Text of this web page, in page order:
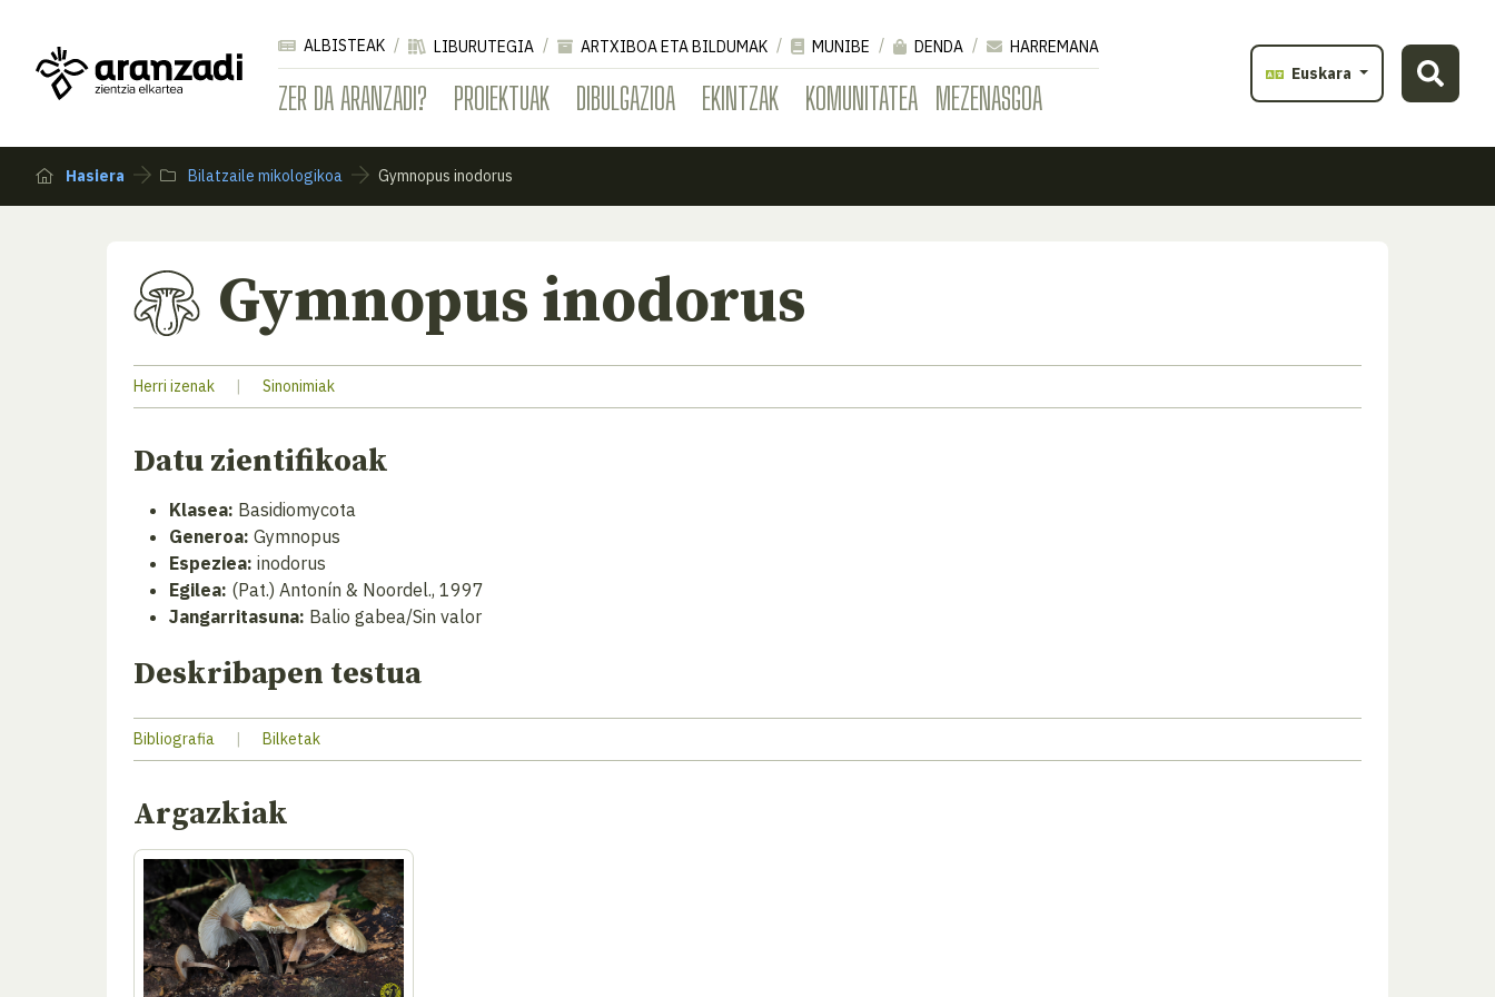
ZER DA ARANZADI? PROIEKTUAK DIBULGAZIOA EKINTZAK KOMUNITATEA MEZENASGOA
ALBISTEAK LIBURUTEGIA ARTXIBOA ETA BILDUMAK MUNIBE DENDA
HARREMANA
Euskara
Hasiera Bilatzaile mikologikoa Gymnopus inodorus
Gymnopus inodorus
Herri izenak | Sinonimiak
Datu zientifikoak
Klasea: Basidiomycota
Generoa: Gymnopus
Espeziea: inodorus
Egilea: (Pat.) Antonín & Noordel., 1997
Jangarritasuna: Balio gabea/Sin valor
Deskribapen testua
Bibliografia | Bilketak
Argazkiak